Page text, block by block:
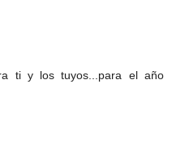
ti y los tuyos...para el año